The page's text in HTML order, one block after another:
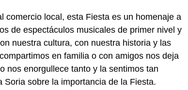
comercio local, esta Fiesta es un homenaje a
de espectáculos musicales de primer nivel y
nuestra cultura, con nuestra historia y las
en familia o con amigos nos deja
nos enorgullece tanto y la sentimos tan
sobre la importancia de la Fiesta.